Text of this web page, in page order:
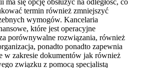
ma się opcję obsłużyć na odległość, co
termin również zmniejszyć
wymogów. Kancelaria
które jest operacyjne
porównywalne rozwiązania, również
ponadto ponadto zapewnia
w zakresie dokumentów jak również
związku z pomocą specjalistą